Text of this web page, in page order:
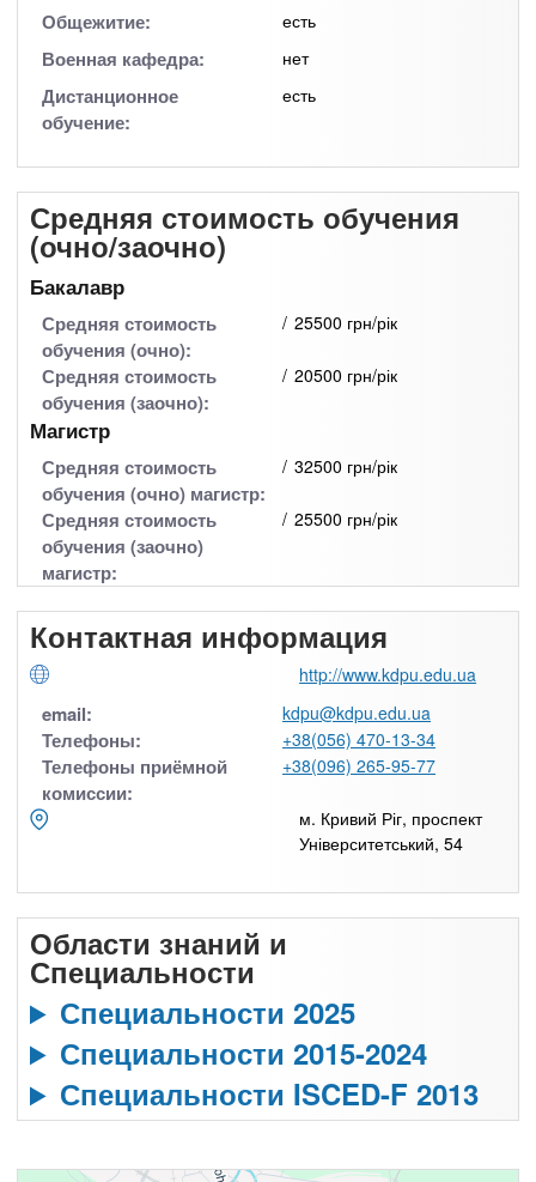
Общежитие: есть
Военная кафедра: нет
Дистанционное
обучение:
есть
Средняя стоимость обучения
(очно/заочно)
Бакалавр
Средняя стоимость
обучения (очно):
25500 грн/рік
Средняя стоимость
обучения (заочно):
20500 грн/рік
Магистр
Средняя стоимость
обучения (очно) магистр:
32500 грн/рік
Средняя стоимость
обучения (заочно)
магистр:
25500 грн/рік
Контактная информация
http://www.kdpu.edu.ua
email: kdpu@kdpu.edu.ua
Телефоны: +38(056) 470-13-34
Телефоны приёмной
комиссии:
+38(096) 265-95-77
м. Кривий Ріг, проспект
Університетський, 54
Области знаний и
Специальности
Специальности 2025
Специальности 2015-2024
Специальности ISCED-F 2013